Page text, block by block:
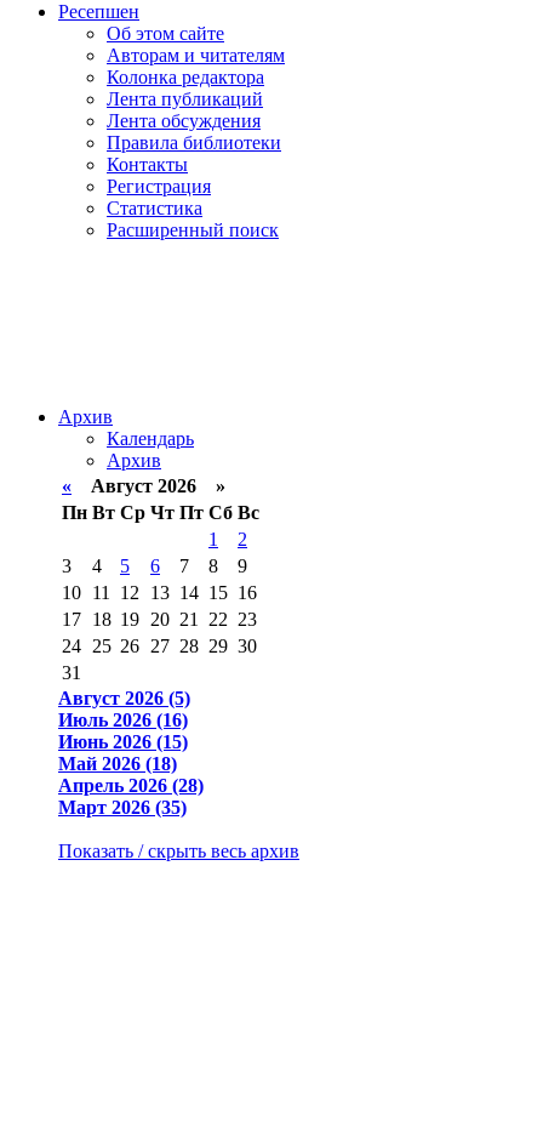
Ресепшен
Об этом сайте
Авторам и читателям
Колонка редактора
Лента публикаций
Лента обсуждения
Правила библиотеки
Контакты
Регистрация
Статистика
Расширенный поиск
Архив
Календарь
Архив
« Август 2026 »
Пн Вт Ср Чт Пт Сб Вс
1
2
3
4 5 6 7 8
9
10 11 12 13 14 15 16
17 18 19 20 21 22 23
24 25 26 27 28 29 30
31
Август 2026 (5)
Июль 2026 (16)
Июнь 2026 (15)
Май 2026 (18)
Апрель 2026 (28)
Март 2026 (35)
Показать / скрыть весь архив